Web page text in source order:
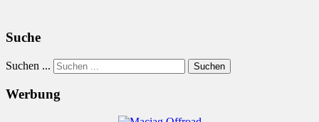
Suche
Suchen ... Suchen
Werbung